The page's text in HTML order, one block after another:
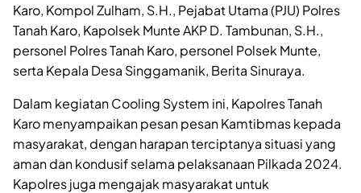
Karo, Kompol Zulham, S.H., Pejabat Utama (PJU) Polres
Tanah Karo, Kapolsek Munte AKP D. Tambunan, S.H.,
personel Polres Tanah Karo, personel Polsek Munte,
serta Kepala Desa Singgamanik, Berita Sinuraya.
Dalam kegiatan Cooling System ini, Kapolres Tanah
Karo menyampaikan pesan pesan Kamtibmas kepada
masyarakat, dengan harapan terciptanya situasi yang
aman dan kondusif selama pelaksanaan Pilkada 2024.
Kapolres juga mengajak masyarakat untuk